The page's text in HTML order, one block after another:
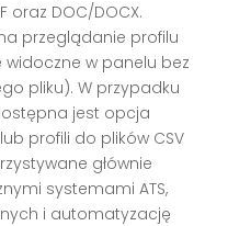
oraz DOC/DOCX.
przeglądanie profilu
w panelu bez
pliku). W przypadku
jest opcja
profili do plików CSV
głównie
systemami ATS,
i automatyzację